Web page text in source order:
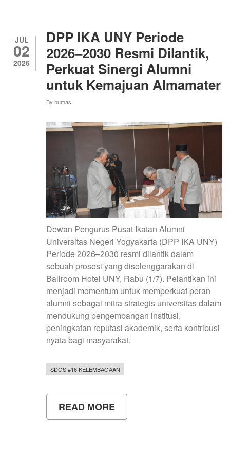
104
MAHASISWA
TERIMA
BEASISWA
JUL
02
2026
DPP IKA UNY Periode
2026–2030 Resmi Dilantik,
Perkuat Sinergi Alumni
untuk Kemajuan Almamater
By humas
Dewan Pengurus Pusat Ikatan Alumni
Universitas Negeri Yogyakarta (DPP IKA UNY)
Periode 2026–2030 resmi dilantik dalam
sebuah prosesi yang diselenggarakan di
Ballroom Hotel UNY, Rabu (1/7). Pelantikan ini
menjadi momentum untuk memperkuat peran
alumni sebagai mitra strategis universitas dalam
mendukung pengembangan institusi,
peningkatan reputasi akademik, serta kontribusi
nyata bagi masyarakat.
SDGS #16 KELEMBAGAAN
READ MORE
DPP